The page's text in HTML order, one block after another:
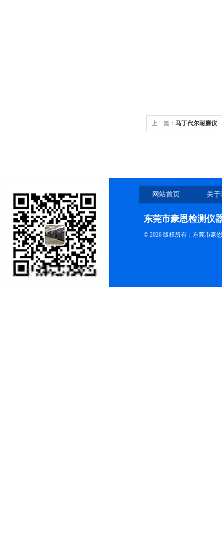
上一篇： 马丁代尔耐磨仪
网站首页 关
东莞市豪恩检测仪
© 2026 版权所有：东莞市豪